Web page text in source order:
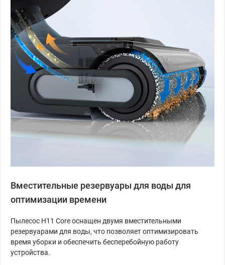
Вместительные резервуары для воды для
оптимизации времени
Пылесос H11 Core оснащен двумя вместительными
резервуарами для воды, что позволяет оптимизировать
время уборки и обеспечить бесперебойную работу
устройства.